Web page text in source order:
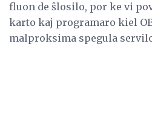
fluon de ŝlosilo, por ke vi
karto kaj programaro kiel
malproksima spegula